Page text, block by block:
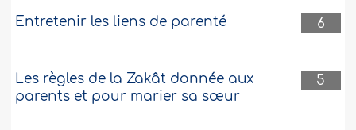
6
Entretenir les liens de parenté
5
Les règles de la Zakât donnée aux
parents et pour marier sa sœur